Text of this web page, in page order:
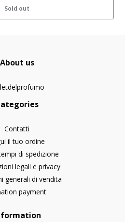
Sold out
About us
Contatti
il tuo ordine
di spedizione
legali e privacy
generali di vendita
payment